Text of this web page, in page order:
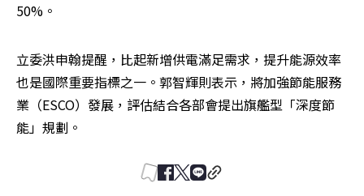
50%。
立委洪申翰提醒，比起新增供電滿足需求，提升能源效率
也是國際重要指標之一。郭智輝則表示，將加強節能服務
業（ESCO）發展，評估結合各部會提出旗艦型「深度節
能」規劃。